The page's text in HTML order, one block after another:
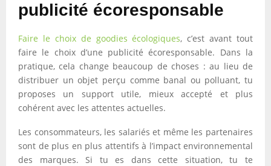
publicité écoresponsable
Faire le choix de goodies écologiques, c’est avant tout
faire le choix d’une publicité écoresponsable. Dans la
pratique, cela change beaucoup de choses : au lieu de
distribuer un objet perçu comme banal ou polluant, tu
proposes un support utile, mieux accepté et plus
cohérent avec les attentes actuelles.
Les consommateurs, les salariés et même les partenaires
sont de plus en plus attentifs à l’impact environnemental
des marques. Si tu es dans cette situation, tu te